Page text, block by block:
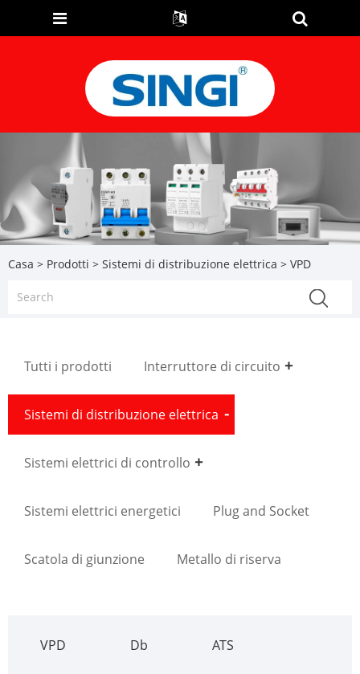
Casa > Prodotti > Sistemi di distribuzione elettrica > VPD
Tutti i prodotti Interruttore di circuito
Sistemi di distribuzione elettrica
Sistemi elettrici di controllo
Sistemi elettrici energetici Plug and Socket
Scatola di giunzione Metallo di riserva
VPD Db ATS